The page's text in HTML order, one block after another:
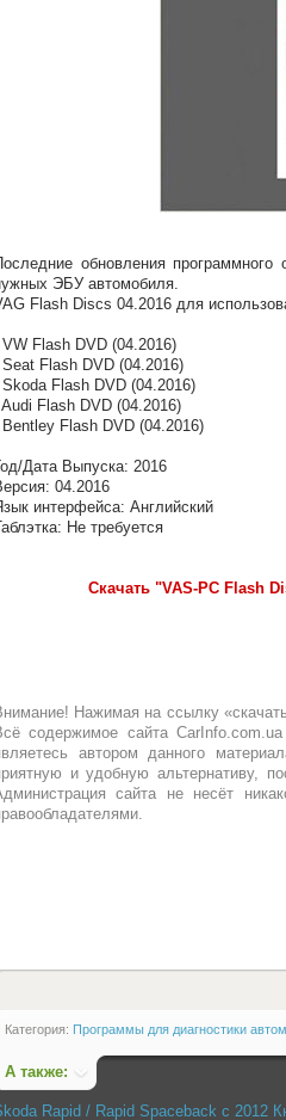
обновления
ЭБУ автомобиля.
Flash Discs 04.2016 для
Flash DVD (04.2016)
Flash DVD (04.2016)
Flash DVD (04.2016)
Flash DVD (04.2016)
Flash DVD (04.2016)
Дата Выпуска: 2016
04.2016
интерфейса: Английский
Не требуется
Скачать "VAS-PC Flash
Нажимая на ссылку
содержимое сайта
автором данного
и удобную альтернативу,
сайта не несёт
Категория: Программы для диагностики
А также:
Rapid / Rapid Spaceback с 2012